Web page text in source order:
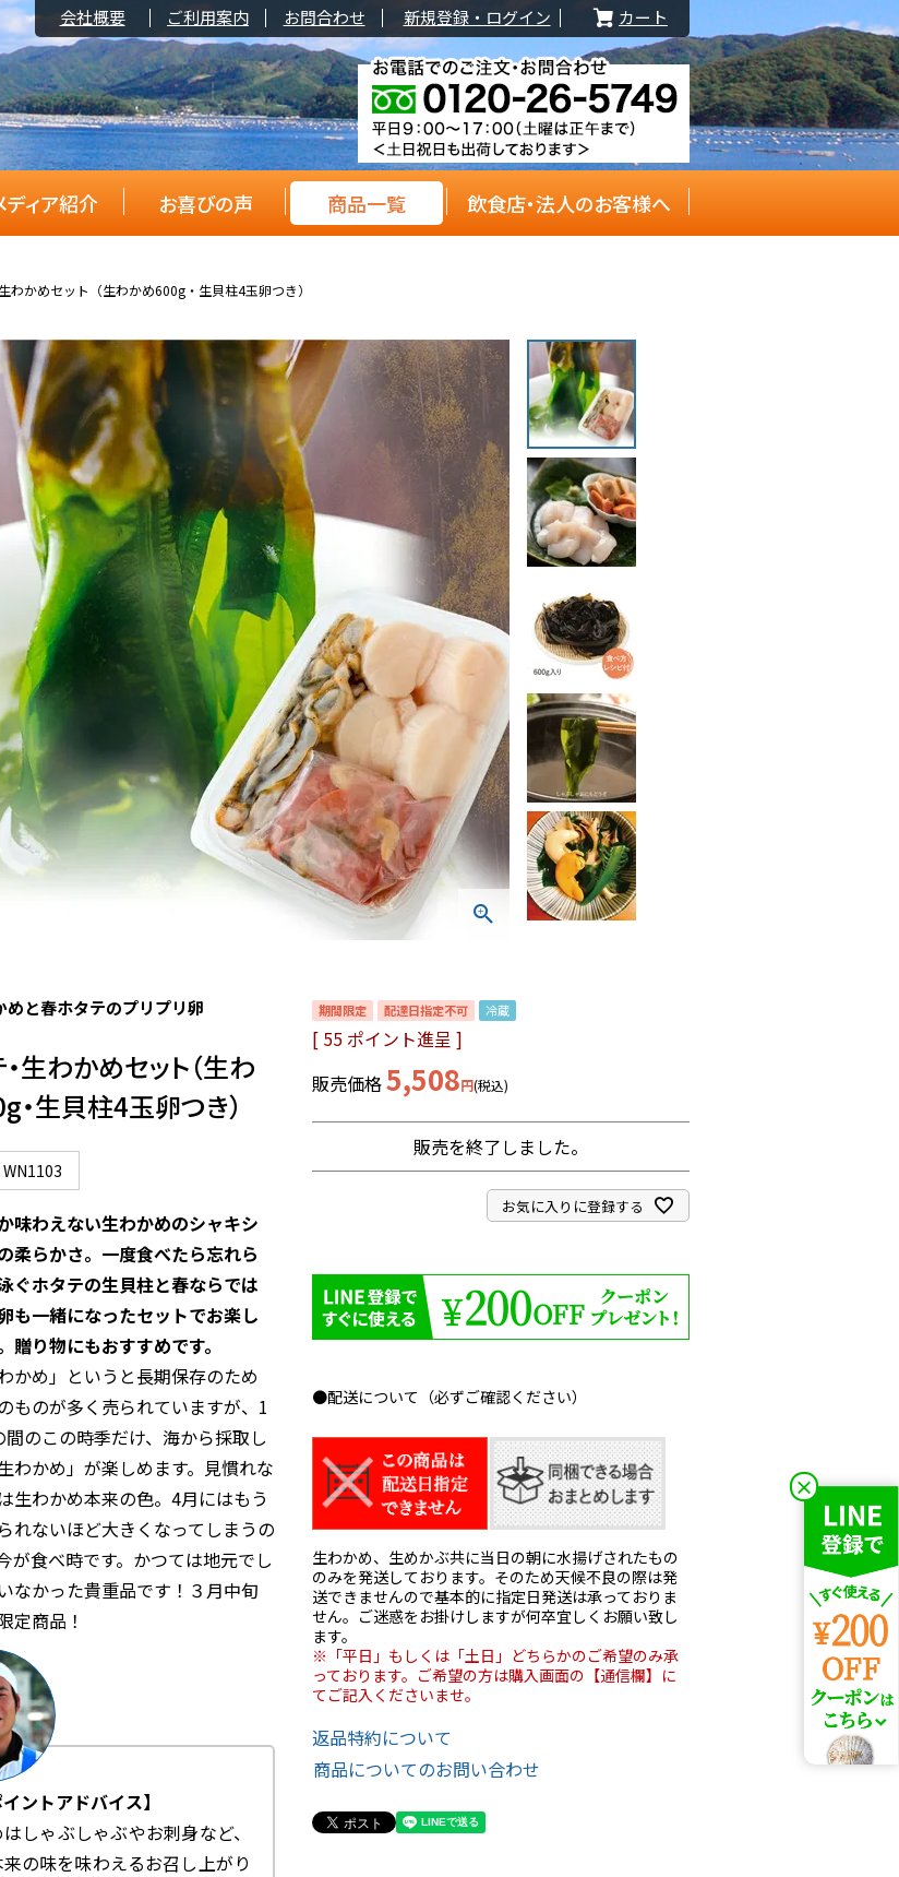
会社概要 ご利用案内 お問合わせ 新規登録・ログイン カート
ディア紹介 お喜びの声 商品一覧 飲食店・法人のお客様へ
×
わかめセット（生わかめ600g・生貝柱4玉卵つき）
めと春ホタテのプリプリ卵
生わかめセット（生わ
・生貝柱4玉卵つき）
WN1103
味わえない生わかめのシャキシ
柔らかさ。一度食べたら忘れら
ぐホタテの生貝柱と春ならでは
も一緒になったセットでお楽し
贈り物にもおすすめです。
かめ」というと長期保存のため
ものが多く売られていますが、1
間のこの時季だけ、海から採取し
わかめ」が楽しめます。見慣れな
生わかめ本来の色。4月にはもう
れないほど大きくなってしまうの
が食べ時です。かつては地元でし
なかった貴重品です！３月中旬
定商品！
イントアドバイス】
しゃぶしゃぶやお刺身など、
の味を味わえるお召し上がり
期間限定 配達日指定不可 冷蔵
[ 55 ポイント進呈 ]
販売価格5,508 税込
販売を終了しました。
お気に入りに登録する
●配送について（必ずご確認ください）
生わかめ、生めかぶ共に当日の朝に水揚げされたもの
のみを発送しております。そのため天候不良の際は発
送できませんので基本的に指定日発送は承っておりま
せん。ご迷惑をお掛けしますが何卒宜しくお願い致し
ます。
※「平日」もしくは「土日」どちらかのご希望のみ承
っております。ご希望の方は購入画面の【通信欄】に
てご記入くださいませ。
返品特約について
商品についてのお問い合わせ